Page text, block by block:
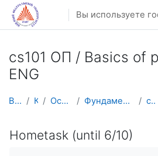
Перейти к основному содержанию
Вы используете
cs101 ОП / Basics of
ENG
В начало Курсы Осенний семестр Фундаментальная информатика и ИТ cs101 ENG
Hometask (until 6/10)